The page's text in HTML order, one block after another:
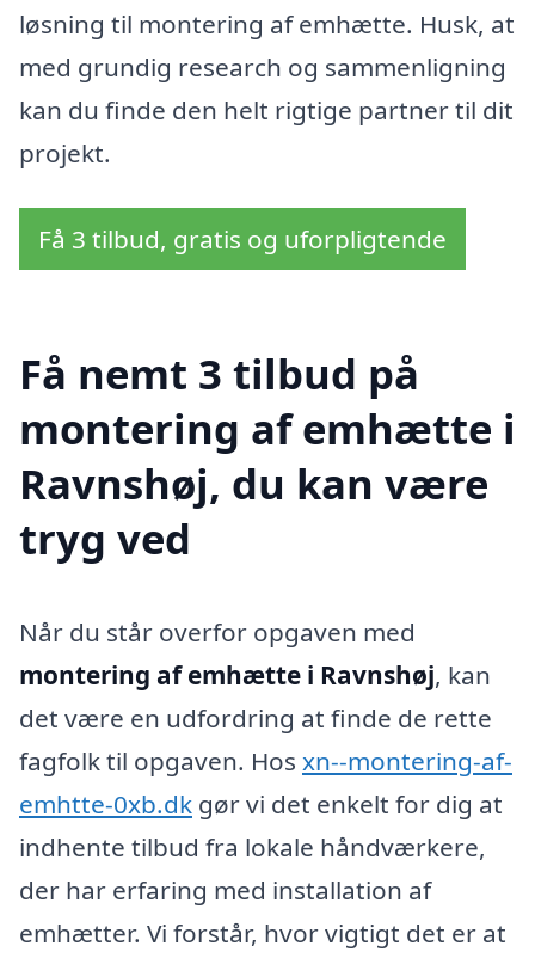
løsning til montering af emhætte. Husk, at
med grundig research og sammenligning
kan du finde den helt rigtige partner til dit
projekt.
Få 3 tilbud, gratis og uforpligtende
Få nemt 3 tilbud på
montering af emhætte i
Ravnshøj, du kan være
tryg ved
Når du står overfor opgaven med
montering af emhætte i Ravnshøj, kan
det være en udfordring at finde de rette
fagfolk til opgaven. Hos xn--montering-af-
emhtte-0xb.dk gør vi det enkelt for dig at
indhente tilbud fra lokale håndværkere,
der har erfaring med installation af
emhætter. Vi forstår, hvor vigtigt det er at